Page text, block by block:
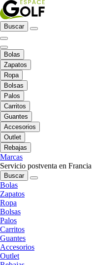
Buscar
Bolas
Zapatos
Ropa
Bolsas
Palos
Carritos
Guantes
Accesorios
Outlet
Rebajas
Marcas
Servicio postventa en Francia
Buscar
Bolas
Zapatos
Ropa
Bolsas
Palos
Carritos
Guantes
Accesorios
Outlet